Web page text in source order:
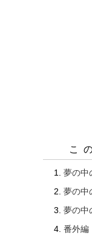
こ
夢の中
夢の中
夢の中
番外編